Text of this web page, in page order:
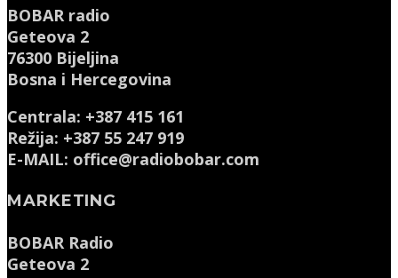
BOBAR radio
Geteova 2
76300 Bijeljina
Bosna i Hercegovina
Centrala: +387 415 161
Režija: +387 55 247 919
E-MAIL: office@radiobobar.com
MARKETING
BOBAR Radio
Geteova 2